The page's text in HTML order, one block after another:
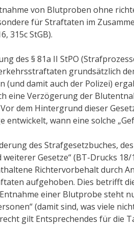
von Blutproben ohne
für Straftaten im
315c StGB).
des § 81a II StPO
grundsätzlich
damit auch der Polizei)
eine Verzögerung der
dem Hintergrund dieser
entwickelt, wann eine solche
des Strafgesetzbuches,
Gesetze“ (BT-Drucks 18/
Richtervorbehalt durch
aufgehoben. Dies betrifft die
einer Blutprobe steht
(damit sind, was viele
gilt Entsprechendes für die